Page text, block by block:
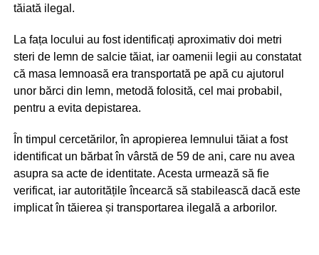
tăiată ilegal.
La fața locului au fost identificați aproximativ doi metri
steri de lemn de salcie tăiat, iar oamenii legii au constatat
că masa lemnoasă era transportată pe apă cu ajutorul
unor bărci din lemn, metodă folosită, cel mai probabil,
pentru a evita depistarea.
În timpul cercetărilor, în apropierea lemnului tăiat a fost
identificat un bărbat în vârstă de 59 de ani, care nu avea
asupra sa acte de identitate. Acesta urmează să fie
verificat, iar autoritățile încearcă să stabilească dacă este
implicat în tăierea și transportarea ilegală a arborilor.